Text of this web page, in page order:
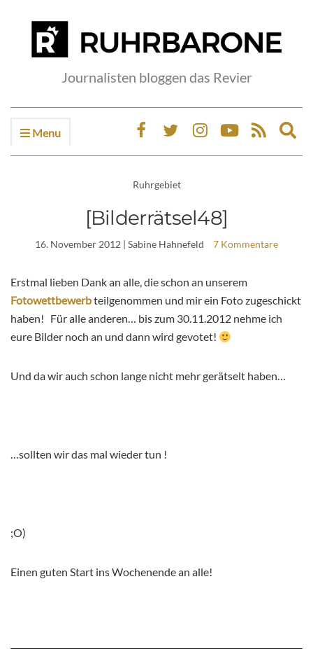
Journalisten bloggen das Revier
Menu
Ruhrgebiet
[Bilderrätsel48]
16. November 2012 | Sabine Hahnefeld 7 Kommentare
Erstmal lieben Dank an alle, die schon an unserem
Fotowettbewerbteilgenommen und mir ein Foto zugeschickt
haben! Für alle anderen… bis zum 30.11.2012 nehme ich
eure Bilder noch an und dann wird gevotet!
Und da wir auch schon lange nicht mehr gerätselt haben…
…sollten wir das mal wieder tun !
;O)
Einen guten Start ins Wochenende an alle!